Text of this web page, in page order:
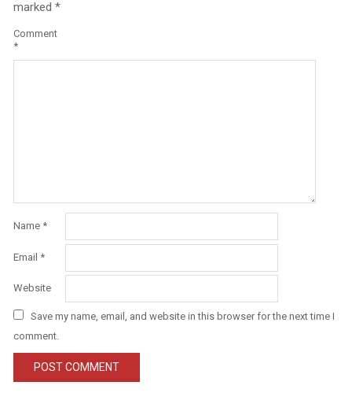
marked *
Comment
*
Name *
Email *
Website
Save my name, email, and website in this browser for the next time I
comment.